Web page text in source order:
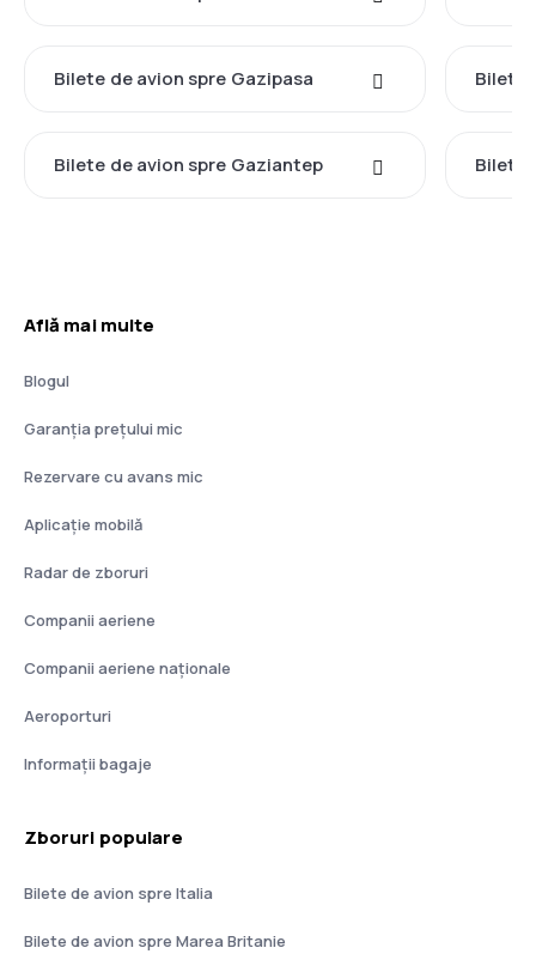
Bilete de avion spre Gazipasa Bilete
Bilete de avion spre Gaziantep Bilete
Află mai multe
Blogul
Garanția prețului mic
Rezervare cu avans mic
Aplicație mobilă
Radar de zboruri
Companii aeriene
Companii aeriene naţionale
Aeroporturi
Informații bagaje
Zboruri populare
Bilete de avion spre Italia
Bilete de avion spre Marea Britanie